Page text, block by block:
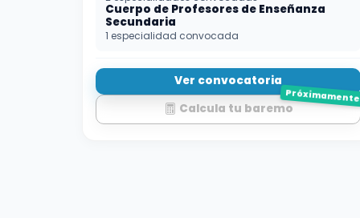
Cuerpo de Profesores de Enseñanza
Secundaria
1 especialidad convocada
Ver convocatoria
Calcula tu baremo
Próximamente